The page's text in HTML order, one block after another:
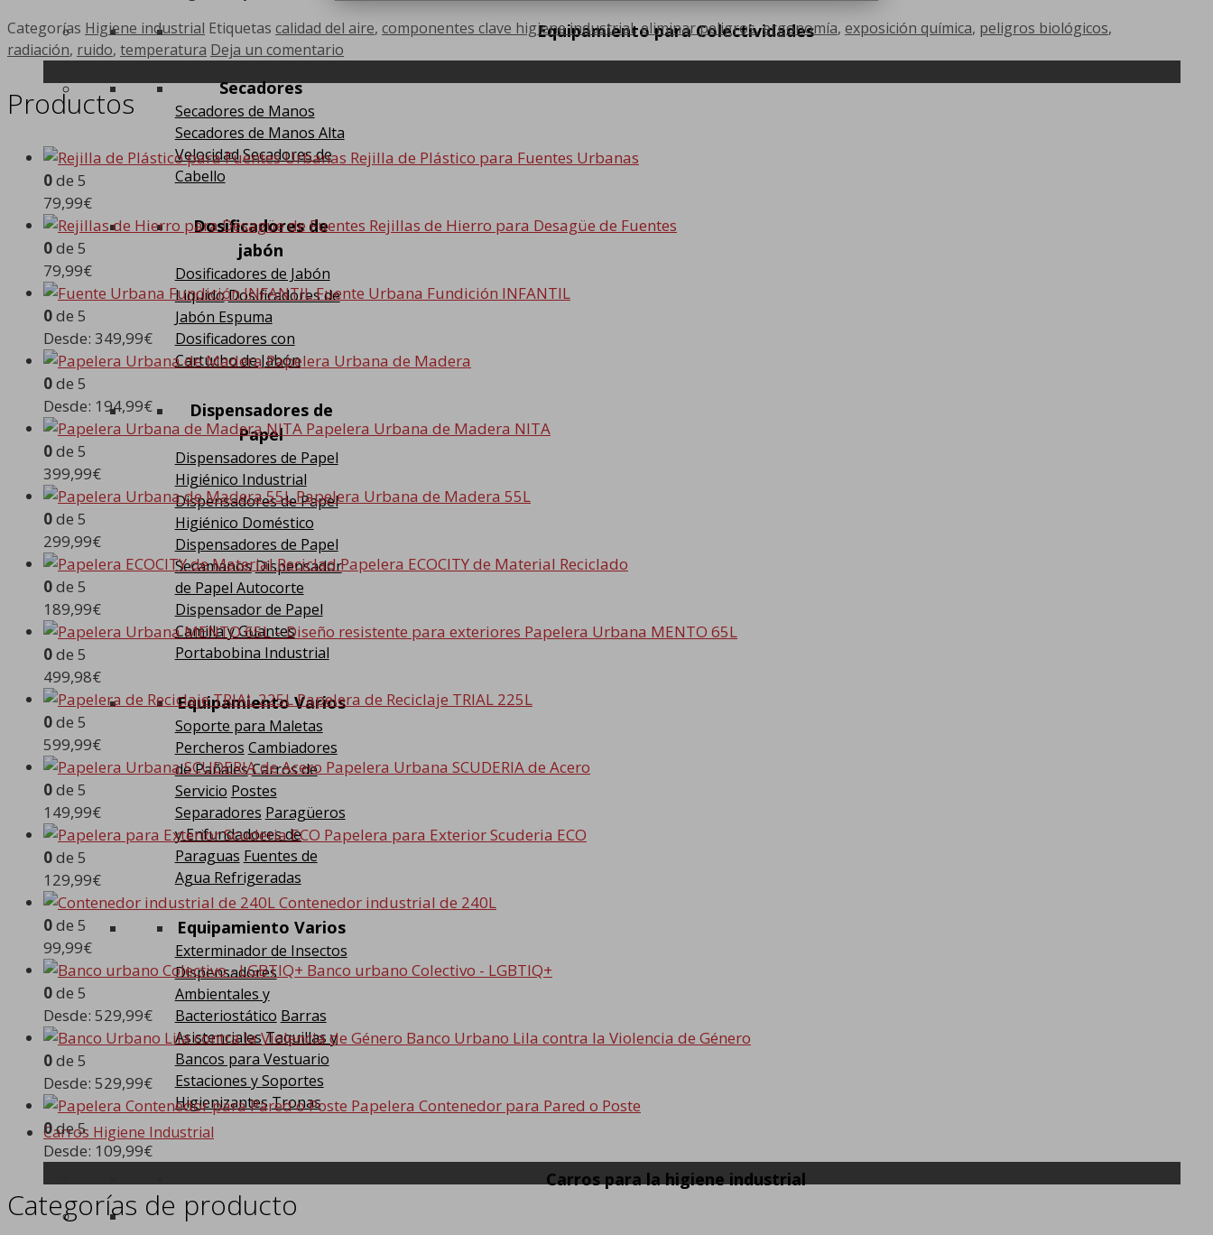
Equipamiento para Colectividades
Secadores
Secadores de Manos
Secadores de Manos Alta
Velocidad Secadores de
Cabello
Dosificadores de
jabón
Dosificadores de Jabón
LiquidoDosificadores de
Jabón Espuma
Dosificadores con
Cartucho de Jabón
Dispensadores de
Papel
Dispensadores de Papel
Higiénico Industrial
Dispensadores de Papel
Higiénico Doméstico
Dispensadores de Papel
SecamanosDispensador
de Papel Autocorte
Dispensador de Papel
Camilla y Guantes
Portabobina Industrial
Equipamiento Varios
Soporte para Maletas
Percheros Cambiadores
de PañalesCarros de
Servicio Postes
Separadores Paragüeros
y Enfundadores de
Paraguas Fuentes de
Agua Refrigeradas
Equipamiento Varios
Exterminador de Insectos
Dispensadores
Ambientales y
Bacteriostático Barras
AsistencialesTaquillas y
Bancos para Vestuario
Estaciones y Soportes
Higienizantes Tronas
Carros Higiene Industrial
Carros para la higiene industrial
Categorías Higiene industrial Etiquetas calidad del aire, componentes clave higiene industrial,eliminar peligros,ergonomía, exposición química, peligros biológicos,
radiación, ruido, temperatura Deja un comentario
Productos
Rejilla de Plástico para Fuentes Urbanas
0de 5
79,99€
Rejillas de Hierro para Desagüe de Fuentes
0de 5
79,99€
Fuente Urbana Fundición INFANTIL
0de 5
Desde: 349,99€
Papelera Urbana de Madera
0de 5
Desde: 194,99€
Papelera Urbana de Madera NITA
0de 5
399,99€
Papelera Urbana de Madera 55L
0de 5
299,99€
Papelera ECOCITY de Material Reciclado
0de 5
189,99€
Papelera Urbana MENTO 65L
0de 5
499,98€
Papelera de Reciclaje TRIAL 225L
0de 5
599,99€
Papelera Urbana SCUDERIA de Acero
0de 5
149,99€
Papelera para Exterior Scuderia ECO
0de 5
129,99€
Contenedor industrial de 240L
0de 5
99,99€
Banco urbano Colectivo - LGBTIQ+
0de 5
Desde: 529,99€
Banco Urbano Lila contra la Violencia de Género
0de 5
Desde: 529,99€
Papelera Contenedor para Pared o Poste
0de 5
Desde: 109,99€
Categorías de producto